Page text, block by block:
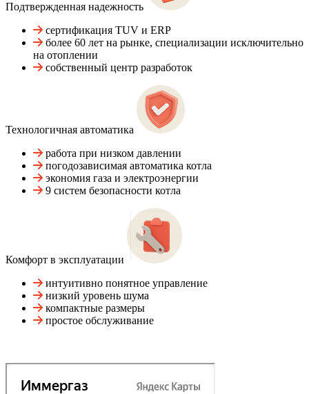
Подтвержденная надежность
сертификация TUV и ERP
более 60 лет на рынке, специализации исключительно
на отоплении
собственный центр разработок
Технологичная автоматика
работа при низком давлении
погодозависимая автоматика котла
экономия газа и электроэнергии
9 систем безопасности котла
Комфорт в эксплуатации
интуитивно понятное управление
низкий уровень шума
компактные размеры
простое обслуживание